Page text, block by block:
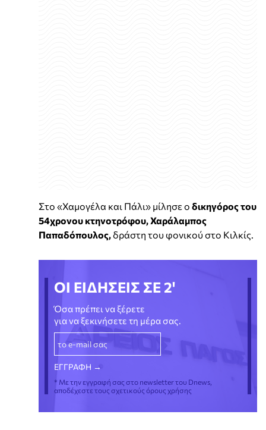
Στο «Χαμογέλα και Πάλι» μίλησε ο δικηγόρος του
54χρονου κτηνοτρόφου, Χαράλαμπος
Παπαδόπουλος, δράστη του φονικού στο Κιλκίς.
ΟΙ ΕΙΔΗΣΕΙΣ ΣΕ 2'
Όσα πρέπει να ξέρετε
για να ξεκινήσετε τη μέρα σας.
* Με την εγγραφή σας στο newsletter του Dnews,
αποδέχεστε τους σχετικούς όρους χρήσης